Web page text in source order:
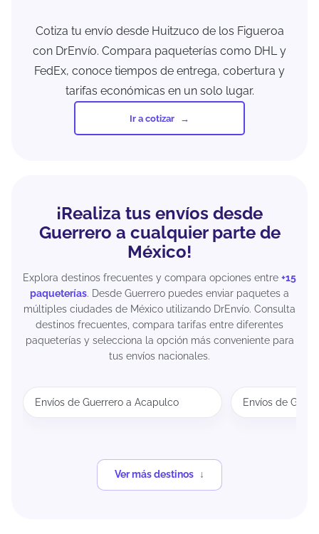
Cotiza tu envío desde Huitzuco de los Figueroa
con DrEnvío. Compara paqueterías como DHL y
FedEx, conoce tiempos de entrega, cobertura y
tarifas económicas en un solo lugar.
Ir a cotizar
¡Realiza tus envíos desde
Guerrero a cualquier parte de
México!
Explora destinos frecuentes y compara opciones entre +15
paqueterías. Desde Guerrero puedes enviar paquetes a
múltiples ciudades de México utilizando DrEnvío. Consulta
destinos frecuentes, compara tarifas entre diferentes
paqueterías y selecciona la opción más conveniente para
tus envíos nacionales.
Envíos de Guerrero a Acapulco Envíos de
Ver más destinos